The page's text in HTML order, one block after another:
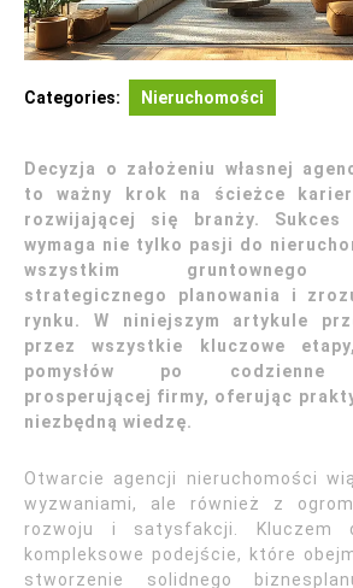
Categories: Nieruchomości
Decyzja o założeniu własnej
to ważny krok na ścieżce
rozwijającej się branży.
wymaga nie tylko pasji do
wszystkim gruntownego
strategicznego planowania i
rynku. W niniejszym artykule
przez wszystkie kluczowe
pomysłów po codzienne
prosperującej firmy, oferując
niezbędną wiedzę.
Otwarcie agencji nieruchomości
wyzwaniami, ale również z
rozwoju i satysfakcji. Kluczem
kompleksowe podejście, które
stworzenie solidnego